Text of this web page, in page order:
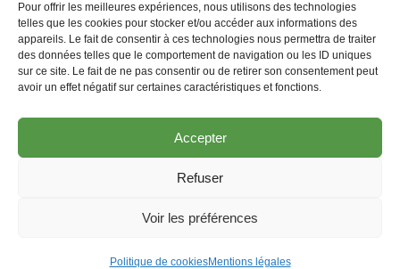
Pour offrir les meilleures expériences, nous utilisons des technologies
telles que les cookies pour stocker et/ou accéder aux informations des
appareils. Le fait de consentir à ces technologies nous permettra de traiter
des données telles que le comportement de navigation ou les ID uniques
sur ce site. Le fait de ne pas consentir ou de retirer son consentement peut
avoir un effet négatif sur certaines caractéristiques et fonctions.
Accepter
Refuser
Voir les préférences
Politique de cookiesMentions légales
Mobilité
AVEC LE SOUTIEN DE
Fonds européen pour le développement rural : l'Europe investit
dans les zones rurales. Actions coordonnées par le GAL
Incourt, Jodoigne, Orp-jauche, Perwez et Ramillies